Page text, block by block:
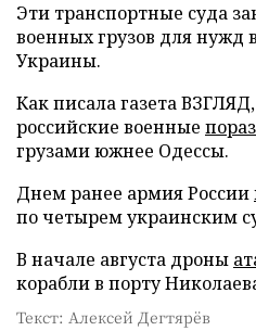
Эти транспортные суда
военных грузов для нужд
Украины.
Как писала газета
российские военные
грузами южнее Одессы.
Днем ранее армия России
по четырем украинским
В начале августа дроны
корабли в порту
Текст: Алексей Дегтярёв